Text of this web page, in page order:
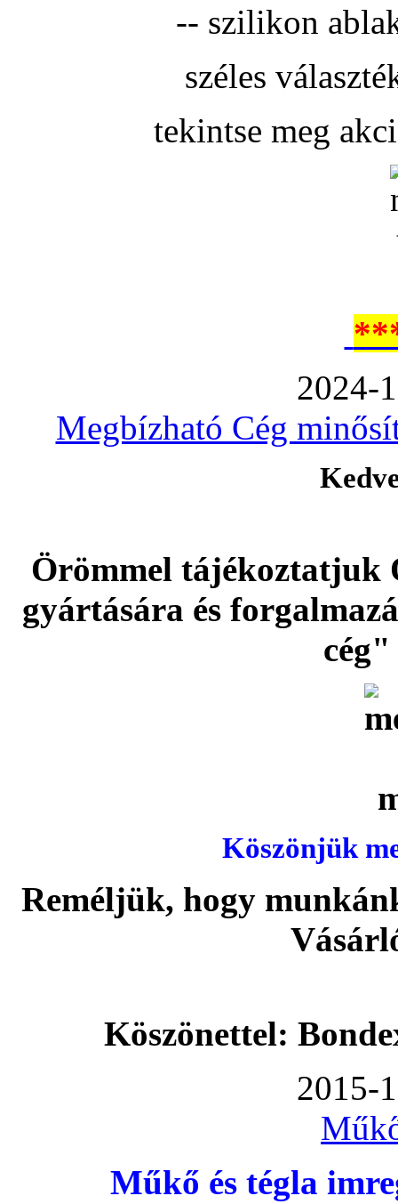
-- szilikon
széles
tekintse meg
2024-
Megbízható Cég
Örömmel tájékoztatjuk
gyártására és
Köszönjük
Reméljük, hogy
Köszönettel:
2015-
Műkő és tégla